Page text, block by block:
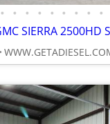
• • • • • • • • •